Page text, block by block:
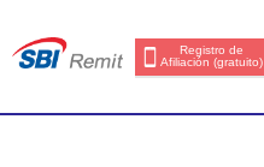
Registro de
Afiliación (gratuito)